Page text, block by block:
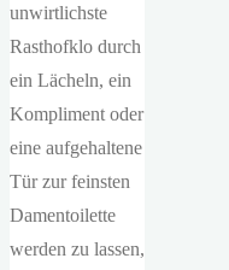
unwirtlichste
Rasthofklo durch
ein Lächeln, ein
Kompliment oder
eine aufgehaltene
Tür zur feinsten
Damentoilette
werden zu lassen,